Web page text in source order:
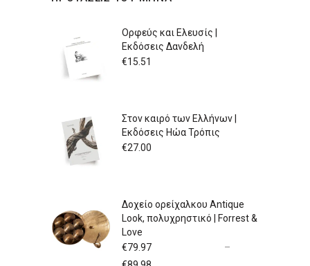
Ορφεύς και Ελευσίς |
Εκδόσεις Δανδελή
€15.51
Στον καιρό των Ελλήνων |
Εκδόσεις Ηώα Τρόπις
€27.00
Δοχείο ορείχαλκου Antique
Look, πολυχρηστικό | Forrest &
Love
€79.97
–